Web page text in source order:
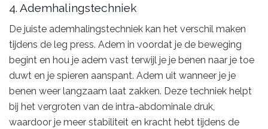
4. Ademhalingstechniek
De juiste ademhalingstechniek kan het verschil maken
tijdens de leg press. Adem in voordat je de beweging
begint en hou je adem vast terwijl je je benen naar je toe
duwt en je spieren aanspant. Adem uit wanneer je je
benen weer langzaam laat zakken. Deze techniek helpt
bij het vergroten van de intra-abdominale druk,
waardoor je meer stabiliteit en kracht hebt tijdens de